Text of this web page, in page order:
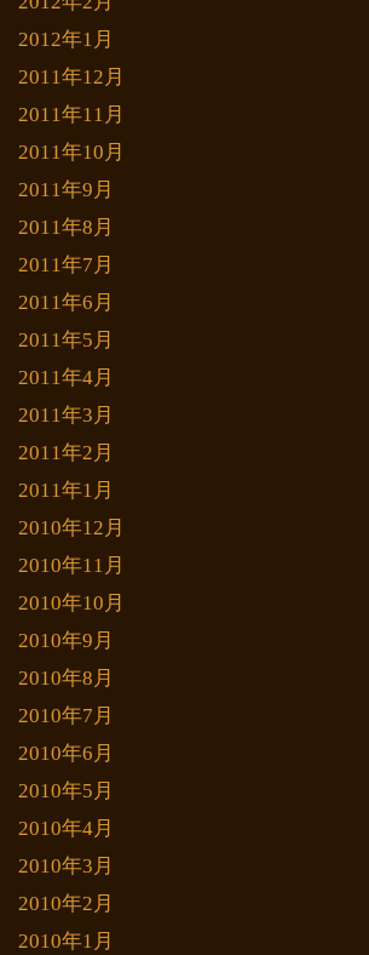
2012年1月
2011年12月
2011年11月
2011年10月
2011年9月
2011年8月
2011年7月
2011年6月
2011年5月
2011年4月
2011年3月
2011年2月
2011年1月
2010年12月
2010年11月
2010年10月
2010年9月
2010年8月
2010年7月
2010年6月
2010年5月
2010年4月
2010年3月
2010年2月
2010年1月